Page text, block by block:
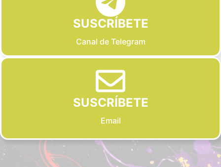
SUSCRÍBETE
Canal de Telegram
SUSCRÍBETE
Email